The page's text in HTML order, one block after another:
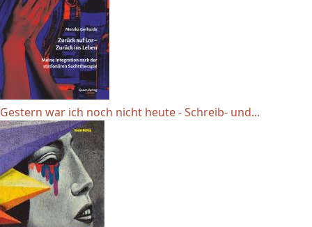
Gestern war ich noch nicht heute - Schreib- und...